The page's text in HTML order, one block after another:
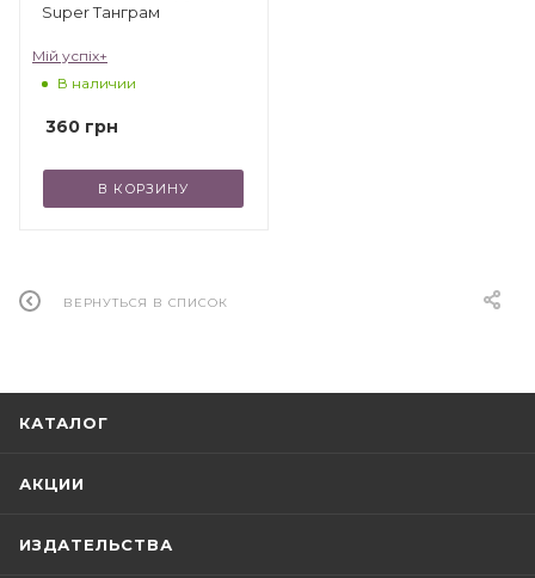
Super Танграм
Мій успіх+
В наличии
360 грн
В КОРЗИНУ
ВЕРНУТЬСЯ В СПИСОК
КАТАЛОГ
АКЦИИ
ИЗДАТЕЛЬСТВА